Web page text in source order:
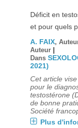
Déficit en
et pour quels
A. FAIX,
Auteur |
Dans
2021)
Cet article
pour le
testostérone
de bonne
Société
Plus